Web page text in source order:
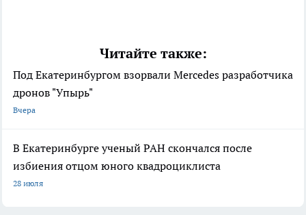
Читайте также:
Под Екатеринбургом взорвали Mercedes разработчика
дронов "Упырь"
Вчера
В Екатеринбурге ученый РАН скончался после
избиения отцом юного квадроциклиста
28 июля